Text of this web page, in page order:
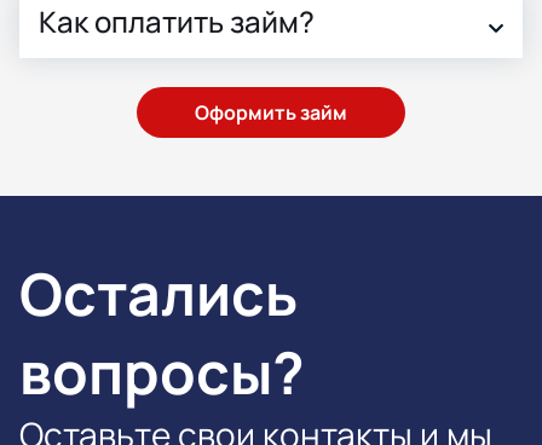
Как оплатить займ?
Оформить займ
Остались
вопросы?
Оставьте свои контакты и мы